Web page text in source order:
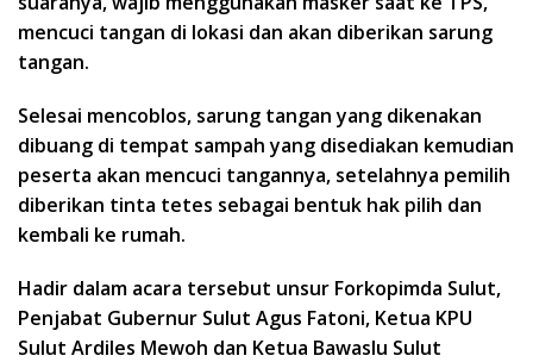
mencuci tangan di lokasi dan akan diberikan sarung
tangan.
Selesai mencoblos, sarung tangan yang dikenakan
dibuang di tempat sampah yang disediakan kemudian
peserta akan mencuci tangannya, setelahnya pemilih
diberikan tinta tetes sebagai bentuk hak pilih dan
kembali ke rumah.
Hadir dalam acara tersebut unsur Forkopimda Sulut,
Penjabat Gubernur Sulut Agus Fatoni, Ketua KPU
Sulut Ardiles Mewoh dan Ketua Bawaslu Sulut